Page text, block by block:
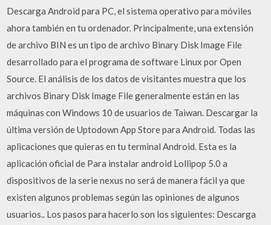
Descarga Android para PC, el sistema operativo para móviles
ahora también en tu ordenador. Principalmente, una extensión
de archivo BIN es un tipo de archivo Binary Disk Image File
desarrollado para el programa de software Linux por Open
Source. El análisis de los datos de visitantes muestra que los
archivos Binary Disk Image File generalmente están en las
máquinas con Windows 10 de usuarios de Taiwan. Descargar la
última versión de Uptodown App Store para Android. Todas las
aplicaciones que quieras en tu terminal Android. Esta es la
aplicación oficial de Para instalar android Lollipop 5.0 a
dispositivos de la serie nexus no será de manera fácil ya que
existen algunos problemas según las opiniones de algunos
usuarios.. Los pasos para hacerlo son los siguientes: Descarga